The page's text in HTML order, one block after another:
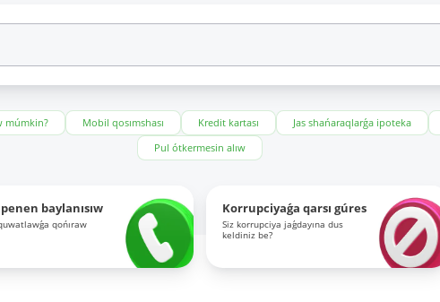
múmkin? Mobil qosımshası Kredit kartası Jas shańaraqlarǵa ipoteka
Pul ótkermesin alıw
baylanısıw
qońıraw
Korrupciyaǵa qarsı gúres
Siz korrupciya jaǵdayına dus
keldiniz be?